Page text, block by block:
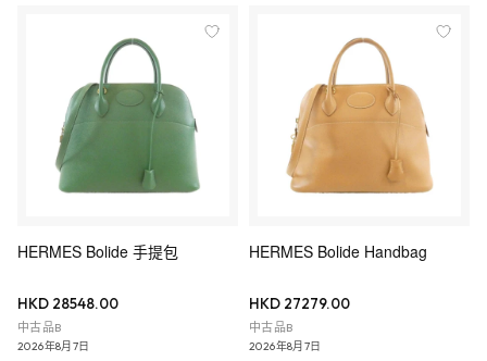
HERMES Bolide 手提包
HKD 28548.00
中古品B
2026年8月7日
HERMES Bolide Handbag
HKD 27279.00
中古品B
2026年8月7日